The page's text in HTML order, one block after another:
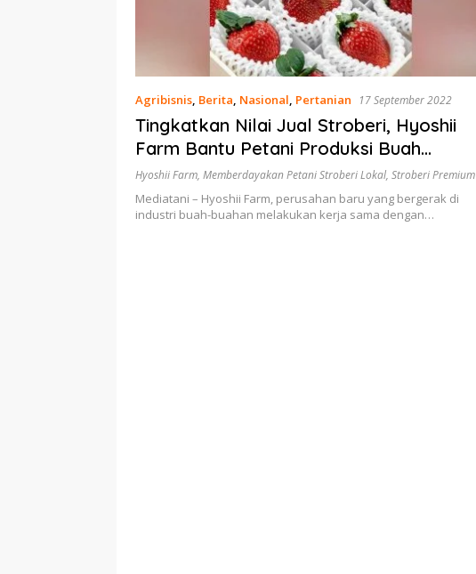
Agribisnis, Berita, Nasional, Pertanian 17 September 2022
Tingkatkan Nilai Jual Stroberi, Hyoshii
Farm Bantu Petani Produksi Buah
Berkualitas
Hyoshii Farm, Memberdayakan Petani Stroberi Lokal, Stroberi Premium
Mediatani – Hyoshii Farm, perusahan baru yang bergerak di
industri buah-buahan melakukan kerja sama dengan…